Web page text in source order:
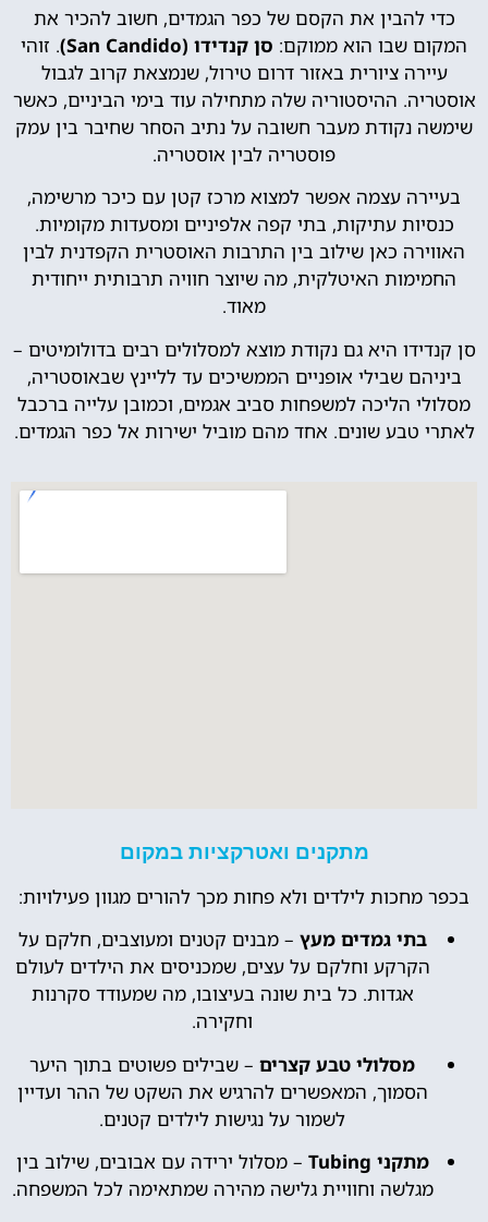
כדי להבין את הקסם של כפר הגמדים, חשוב להכיר את
המקום שבו הוא ממוקם: סן קנדידו (San Candido)
. זוהי
עיירה ציורית באזור דרום טירול, שנמצאת קרוב לגבול
אוסטריה. ההיסטוריה שלה מתחילה עוד בימי הביניים, כאשר
שימשה נקודת מעבר חשובה על נתיב הסחר שחיבר בין עמק
פוסטריה לבין אוסטריה.
בעיירה עצמה אפשר למצוא מרכז קטן עם כיכר מרשימה,
כנסיות עתיקות, בתי קפה אלפיניים ומסעדות מקומיות.
האווירה כאן שילוב בין התרבות האוסטרית הקפדנית לבין
החמימות האיטלקית, מה שיוצר חוויה תרבותית ייחודית
מאוד.
סן קנדידו היא גם נקודת מוצא למסלולים רבים בדולומיטים –
ביניהם שבילי אופניים הממשיכים עד לליינץ שבאוסטריה,
מסלולי הליכה למשפחות סביב אגמים, וכמובן עלייה ברכבל
לאתרי טבע שונים. אחד מהם מוביל ישירות אל כפר הגמדים.
מתקנים ואטרקציות במקום
בכפר מחכות לילדים ולא פחות מכך להורים מגוון פעילויות:
בתי גמדים מעץ – מבנים קטנים ומעוצבים, חלקם על
הקרקע וחלקם על עצים, שמכניסים את הילדים לעולם
אגדות. כל בית שונה בעיצובו, מה שמעודד סקרנות
וחקירה.
מסלולי טבע קצרים – שבילים פשוטים בתוך היער
הסמוך, המאפשרים להרגיש את השקט של ההר ועדיין
לשמור על נגישות לילדים קטנים.
מתקני Tubing
– מסלול ירידה עם אבובים, שילוב בין
מגלשה וחוויית גלישה מהירה שמתאימה לכל המשפחה.